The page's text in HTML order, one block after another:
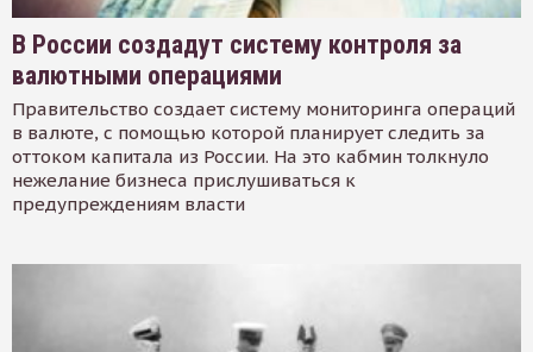
В России создадут систему контроля за
валютными операциями
Правительство создает систему мониторинга операций
в валюте, с помощью которой планирует следить за
оттоком капитала из России. На это кабмин толкнуло
нежелание бизнеса прислушиваться к
предупреждениям власти